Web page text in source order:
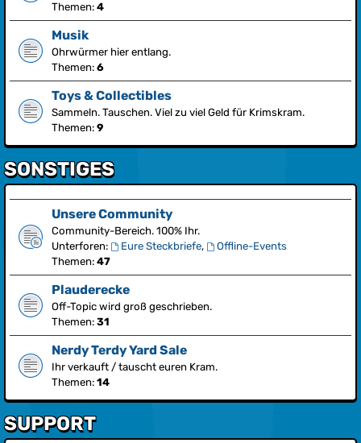
Themen: 4
Musik
Ohrwürmer hier entlang.
Themen: 6
Toys & Collectibles
Sammeln. Tauschen. Viel zu viel Geld für Krimskram.
Themen: 9
SONSTIGES
Unsere Community
Community-Bereich. 100% Ihr.
Unterforen:
Eure Steckbriefe,
Offline-Events
Themen: 47
Plauderecke
Off-Topic wird groß geschrieben.
Themen: 31
Nerdy Terdy Yard Sale
Ihr verkauft / tauscht euren Kram.
Themen: 14
SUPPORT